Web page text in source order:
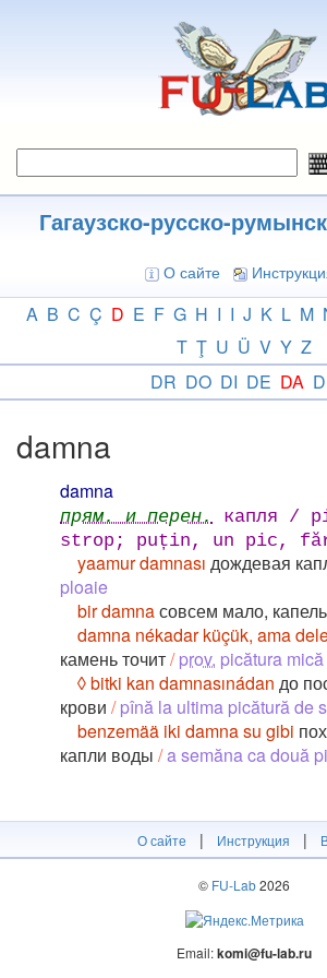
Гагаузско-русско-
О сайте
A B C Ç D E F G H I I J K L M
T Ţ U Ü V Y Z
DR DO DI DE DA
damna
damna
прям. и перен. капля /
strop; puțin, un pic,
yaamur damnası дождевая
ploaie
bir damnaсовсем мало,
damna nékadar küçük, ama
камень точит/ prov. picătura
◊ bitki kan damnasınádan до
крови / pînă la ultima picătură de
benzemää iki damna su gibi
капли воды /a semăna ca două
О сайте | Инструкция |
© FU-Lab2026
Email:komi@fu-lab.ru